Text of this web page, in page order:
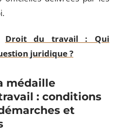
Droit du travail : Qui
juridique ?
médaille
: conditions
et